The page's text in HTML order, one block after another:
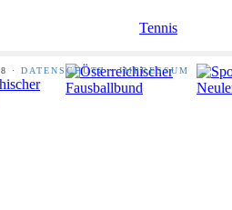
Tennis
· DATENSCHUTZ·IMPRESSUM